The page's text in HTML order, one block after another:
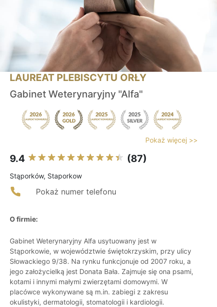
LAUREAT PLEBISCYTU ORŁY
Gabinet Weterynaryjny "Alfa"
Pokaż więcej >>
9.4 (87)
Stąporków, Staporkow
Pokaż numer telefonu
O firmie:
Gabinet Weterynaryjny Alfa usytuowany jest w
Stąporkowie, w województwie świętokrzyskim, przy ulicy
Słowackiego 9/38. Na rynku funkcjonuje od 2007 roku, a
jego założycielką jest Donata Bała. Zajmuje się ona psami,
kotami i innymi małymi zwierzętami domowymi. W
placówce wykonywane są m.in. zabiegi z zakresu
okulistyki, dermatologii, stomatologii i kardiologii.